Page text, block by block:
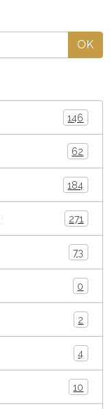
OK
146
62
184
271
73
0
2
4
10